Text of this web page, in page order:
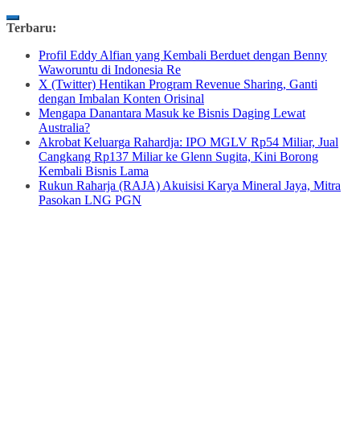
Skip
content
Terbaru:
Profil Eddy Alfian yang Kembali Berduet dengan Benny
Waworuntu di Indonesia Re
X (Twitter) Hentikan Program Revenue Sharing, Ganti
dengan Imbalan Konten Orisinal
Mengapa Danantara Masuk ke Bisnis Daging Lewat
Australia?
Akrobat Keluarga Rahardja: IPO MGLV Rp54 Miliar, Jual
Cangkang Rp137 Miliar ke Glenn Sugita, Kini Borong
Kembali Bisnis Lama
Rukun Raharja (RAJA) Akuisisi Karya Mineral Jaya, Mitra
Pasokan LNG PGN